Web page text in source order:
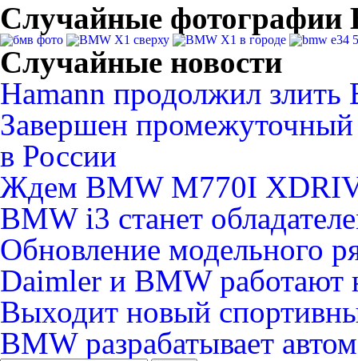
Случайные фотографии
Случайные новости
Hamann продолжил
Завершен
в России
Ждем BMW M770I
BMW i3 станет
Обновление модельного
Daimler и BMW работают
Выходит новый
BMW разрабатывает